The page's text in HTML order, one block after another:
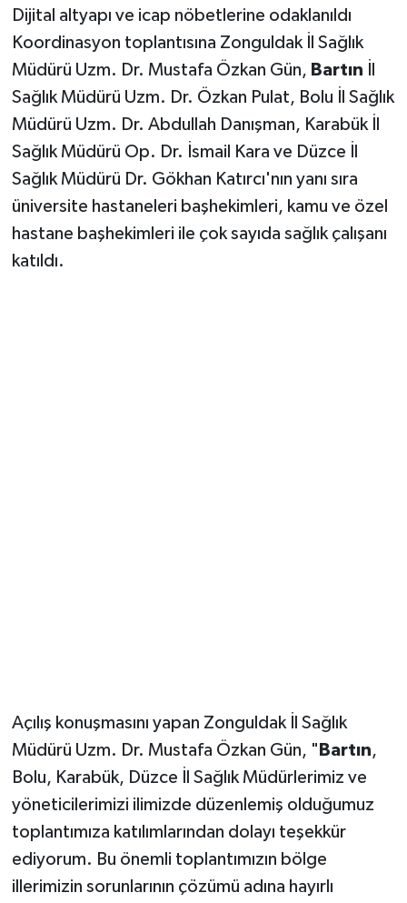
Dijital altyapı ve icap nöbetlerine odaklanıldı
Koordinasyon toplantısına Zonguldak İl Sağlık
Müdürü Uzm. Dr. Mustafa Özkan Gün, Bartın
Sağlık Müdürü Uzm. Dr. Özkan Pulat, Bolu İl Sağlık
Müdürü Uzm. Dr. Abdullah Danışman, Karabük İl
Sağlık Müdürü Op. Dr. İsmail Kara ve Düzce İl
Sağlık Müdürü Dr. Gökhan Katırcı'nın yanı sıra
üniversite hastaneleri başhekimleri, kamu ve özel
hastane başhekimleri ile çok sayıda sağlık çalışanı
katıldı.
Açılış konuşmasını yapan Zonguldak İl Sağlık
Müdürü Uzm. Dr. Mustafa Özkan Gün, " Bartın,
Bolu, Karabük, Düzce İl Sağlık Müdürlerimiz ve
yöneticilerimizi ilimizde düzenlemiş olduğumuz
toplantımıza katılımlarından dolayı teşekkür
ediyorum. Bu önemli toplantımızın bölge
illerimizin sorunlarının çözümü adına hayırlı